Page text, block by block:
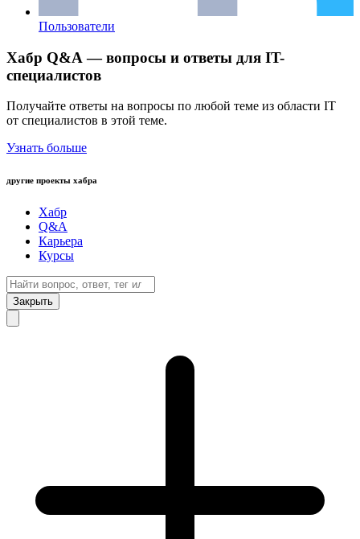
Пользователи
Хабр Q&A — вопросы и ответы для IT-
специалистов
Получайте ответы на вопросы по любой теме из области IT
от специалистов в этой теме.
Узнать больше
другие проекты хабра
Хабр
Q&A
Карьера
Курсы
Закрыть